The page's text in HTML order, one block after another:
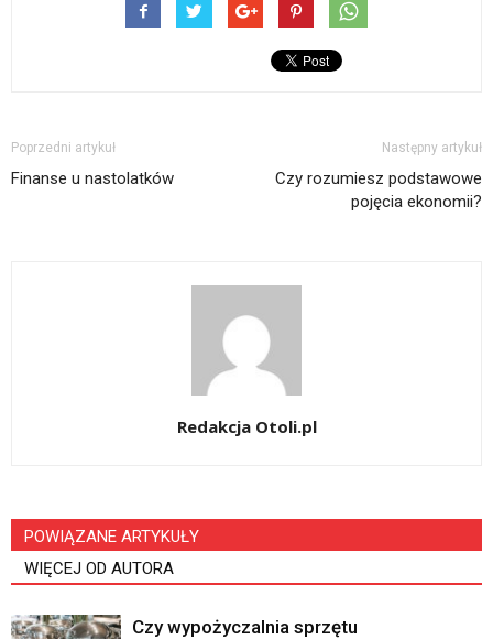
Poprzedni artykuł
Finanse u nastolatków
Następny artykuł
Czy rozumiesz podstawowe
pojęcia ekonomii?
Redakcja Otoli.pl
POWIĄZANE ARTYKUŁY
WIĘCEJ OD AUTORA
Czy wypożyczalnia sprzętu